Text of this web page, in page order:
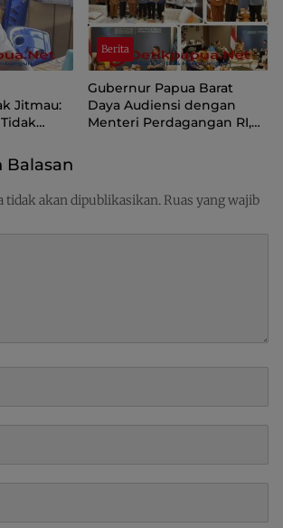
Jitmau:
Berita
Gubernur Papua Barat
Daya Audiensi dengan
Menteri Perdagangan RI,
Indonesia
Balasan
tidak akan dipublikasikan.Ruas yang wajib